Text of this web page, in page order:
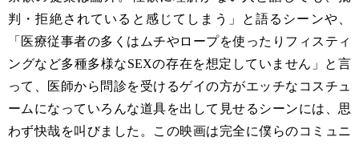
判・拒絶されていると感じてしまう」と語るシーンや、
「医療従事者の多くはムチやロープを使ったりフィスティ
ングなど多種多様なSEXの存在を想定していません」と言
って、医師から問診を受けるゲイの方がエッチなコスチュ
ームになっていろんな道具を出して見せるシーンには、思
わず快哉を叫びました。この映画は完全に僕らのコミュニ